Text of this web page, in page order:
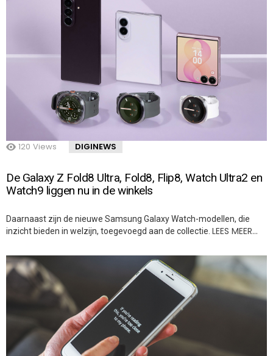
120 Views DIGINEWS
De Galaxy Z Fold8 Ultra, Fold8, Flip8, Watch Ultra2 en
Watch9 liggen nu in de winkels
Daarnaast zijn de nieuwe Samsung Galaxy Watch-modellen, die
inzicht bieden in welzijn, toegevoegd aan de collectie. LEES MEER…